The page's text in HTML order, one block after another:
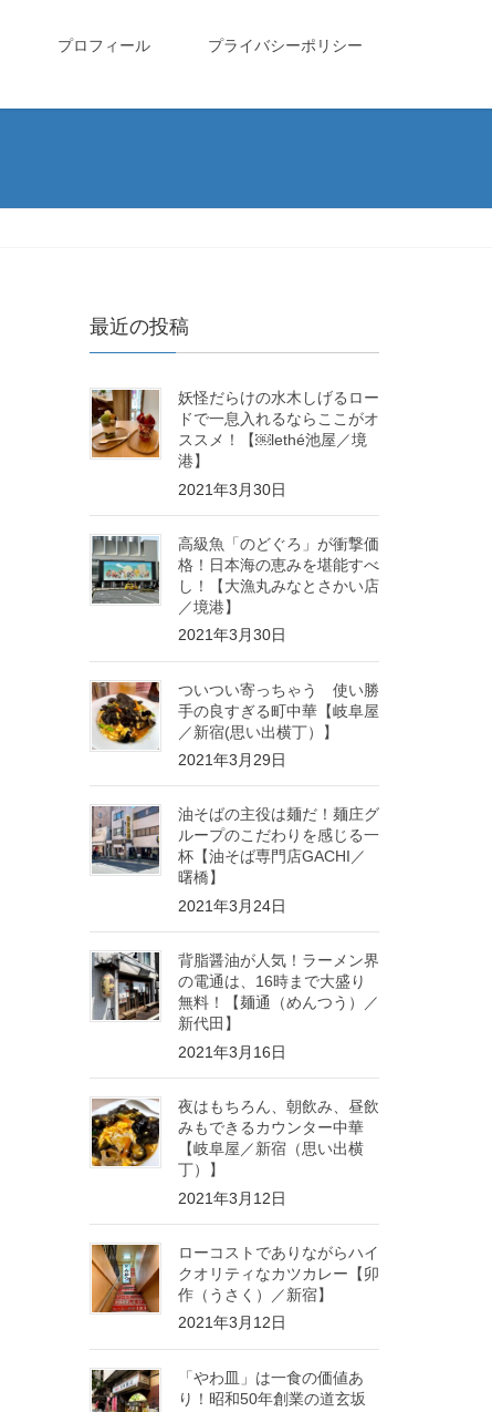
プロフィール プライバシーポリシー
最近の投稿
妖怪だらけの水木しげるロー
ドで一息入れるならここがオ
ススメ！【￼lethé池屋／境
港】
2021年3月30日
高級魚「のどぐろ」が衝撃価
格！日本海の恵みを堪能すべ
し！【大漁丸みなとさかい店
／境港】
2021年3月30日
ついつい寄っちゃう 使い勝
手の良すぎる町中華【岐阜屋
／新宿(思い出横丁）】
2021年3月29日
油そばの主役は麺だ！麺庄グ
ループのこだわりを感じる一
杯【油そば専門店GACHI／
曙橋】
2021年3月24日
背脂醤油が人気！ラーメン界
の電通は、16時まで大盛り
無料！【麺通（めんつう）／
新代田】
2021年3月16日
夜はもちろん、朝飲み、昼飲
みもできるカウンター中華
【岐阜屋／新宿（思い出横
丁）】
2021年3月12日
ローコストでありながらハイ
クオリティなカツカレー【卯
作（うさく）／新宿】
2021年3月12日
「やわ皿」は一食の価値あ
り！昭和50年創業の道玄坂